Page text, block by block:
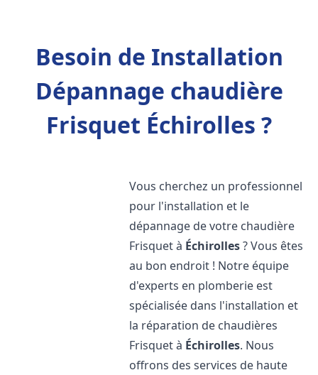
Besoin de Installation
Dépannage chaudière
Frisquet Échirolles ?
Vous cherchez un professionnel
pour l'installation et le
dépannage de votre chaudière
Frisquet à Échirolles? Vous êtes
au bon endroit ! Notre équipe
d'experts en plomberie est
spécialisée dans l'installation et
la réparation de chaudières
Frisquet à Échirolles. Nous
offrons des services de haute